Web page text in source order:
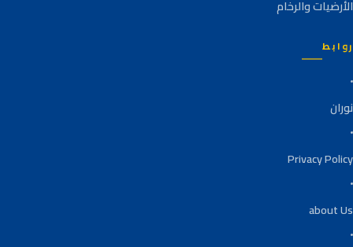
الأرضيات والرخام
روابط
نوران
Privacy Policy
about Us